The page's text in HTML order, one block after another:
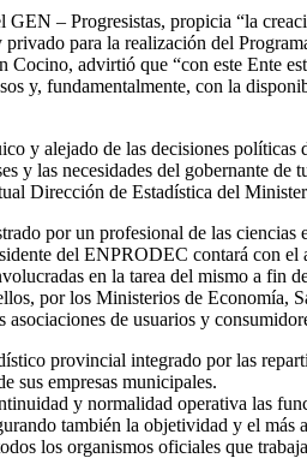
– Progresistas, propicia “la
para la realización del
advirtió que “con este Ente
y, fundamentalmente, con la
y alejado de las decisiones
y las necesidades del gobernante
Dirección de Estadística del
por un profesional de las
del ENPRODEC contará con
en la tarea del mismo a
por los Ministerios de
de usuarios y
provincial integrado por las
sus empresas municipales.
y normalidad operativa las
también la objetividad y el
los organismos oficiales que